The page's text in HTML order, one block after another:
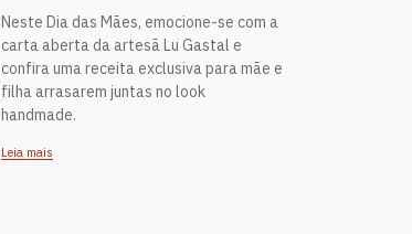
Neste Dia das Mães, emocione-se com a
carta aberta da artesã Lu Gastal e
confira uma receita exclusiva para mãe e
filha arrasarem juntas no look
handmade.
Leia mais